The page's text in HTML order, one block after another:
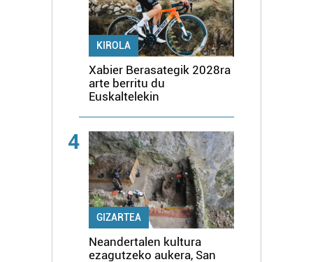
KIROLA
Xabier Berasategik 2028ra
arte berritu du
Euskaltelekin
4
GIZARTEA
Neandertalen kultura
ezagutzeko aukera, San